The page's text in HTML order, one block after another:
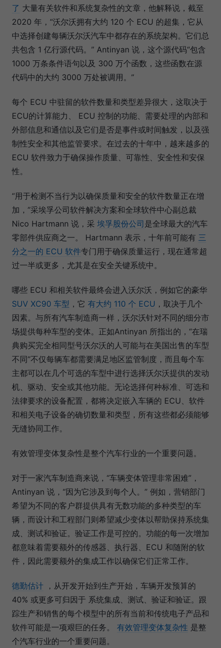
了 大量有关软件和系统复杂性的文章，他解释说，截至
2020 年，“沃尔沃拥有大约 120 个 ECU 的超集，它从
中选择创建每辆沃尔沃汽车中都存在的系统架构。它们总
共包含 1 亿行源代码。” Antinyan 说，这个源代码“包含
1000 万条条件语句以及 300 万个函数，这些函数在源
代码中的大约 3000 万处被调用。”
每个 ECU 中驻留的软件数量和类型差异很大，这取决于
ECU的计算能力、 ECU 控制的功能、需要处理的内部和
外部信息和通信以及它们是否是事件或时间触发，以及强
制性安全和其他监管要求。在过去的十年中，越来越多的
ECU 软件致力于确保操作质量、可靠性、安全性和安保
性。
“用于检测不当行为以确保质量和安全的软件数量正在增
加，”采埃孚公司软件解决方案和全球软件中心副总裁
Nico Hartmann 说，采 埃孚股份公司 是全球最大的汽车
零部件供应商之一。 Hartmann 表示，十年前可能有 三
分之一的 ECU 软件专门用于确保质量运行，现在通常超
过一半或更多，尤其是在安全关键系统中。
哪些 ECU 和相关软件最终会进入沃尔沃，例如它的豪华
SUV XC90 车型 ，它 有大约 110 个 ECU ，取决于几个
因素。与所有汽车制造商一样，沃尔沃针对不同的细分市
场提供每种车型的变体。正如Antinyan 所指出的，“在瑞
典购买完全相同型号沃尔沃的人可能与在美国出售的车型
不同”不仅每辆车都需要满足地区监管制度，而且每个车
主都可以在几个可选的车型中进行选择沃尔沃提供的发动
机、驱动、安全或其他功能。无论选择何种标准、可选和
法律要求的设备配置，都将决定嵌入车辆的 ECU、软件
和相关电子设备的确切数量和类型，所有这些都必须能够
无缝协同工作。
有效管理变体复杂性是整个汽车行业的一个重要问题。
对于一家汽车制造商来说，“车辆变体管理非常困难”，
Antinyan 说，“因为它涉及到每个人。” 例如，营销部门
希望为不同的客户群提供具有无数功能的多种类型的车
辆，而设计和工程部门则希望减少变体以帮助保持系统集
成、测试和验证。验证工作是可控的。功能的每一次增加
都意味着需要额外的传感器、执行器、ECU 和随附的软
件，因此需要额外的集成工作以确保它们正常工作。
德勤估计 ，从开发开始到生产开始，车辆开发预算的
40% 或更多可归因于 系统集成、测试、验证和验证。跟
踪生产和销售的每个模型中的所有当前和传统电子产品和
软件可能是一项艰巨的任务。 有效管理变体复杂性 是整
个汽车行业的一个重要问题。